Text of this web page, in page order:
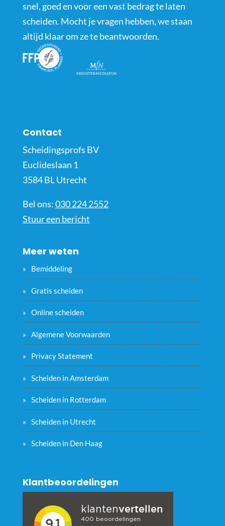
snel, goed en voor een vast bedrag te laten
scheiden. Mocht je vragen hebben, we staan
altijd klaar om ze te beantwoorden.
Contact
Scheidingsprofs BV
Euclideslaan 1
3584 BL Utrecht
Bel ons:030 224 2552
Stuur een bericht
Meer weten
Bemiddeling
Gratis scheiden
Online scheiden
Algemene Voorwaarden
Privacy Statement
Scheiden in Amsterdam
Scheiden in Rotterdam
Scheiden in Utrecht
Scheiden in Den Haag
Klantbeoordelingen